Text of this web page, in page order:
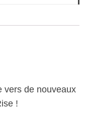
vers de nouveaux
!